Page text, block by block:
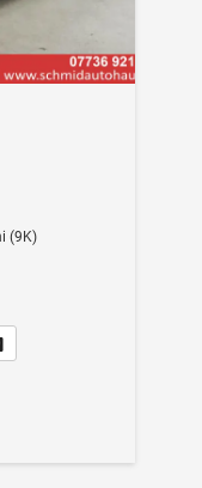
(9K)
(PDF)
Fahrzeug parken